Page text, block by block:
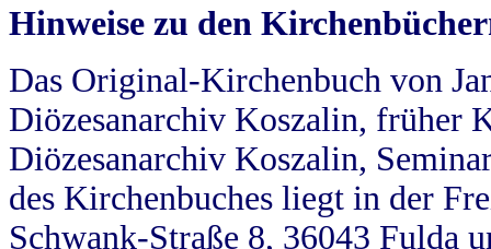
Hinweise zu den
Das Original-Kirchenbuch von
Diözesanarchiv Koszalin, früher
Diözesanarchiv Koszalin,
des Kirchenbuches liegt in der
Schwank-Straße 8, 36043 Fulda